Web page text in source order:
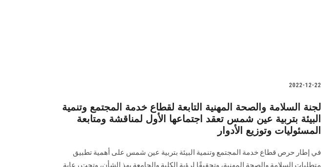
2022-12-22
لجنة السلامة والصحة المهنية التابعة لقطاع خدمة المجتمع وتنمية
البيئة بتربية عين شمس تعقد اجتماعها الأول لمناقشة ومتابعة
المسئوليات وتوزيع الأدوار
في إطار حرص قطاع خدمة المجتمع وتنمية البيئة بتربية عين شمس على أهمية تطبيق
متطلبات السلامة والصحة المهنية، وتحقيقًا لرؤية الكلية والجامعة بهذ الشأن، وتحت رعاية